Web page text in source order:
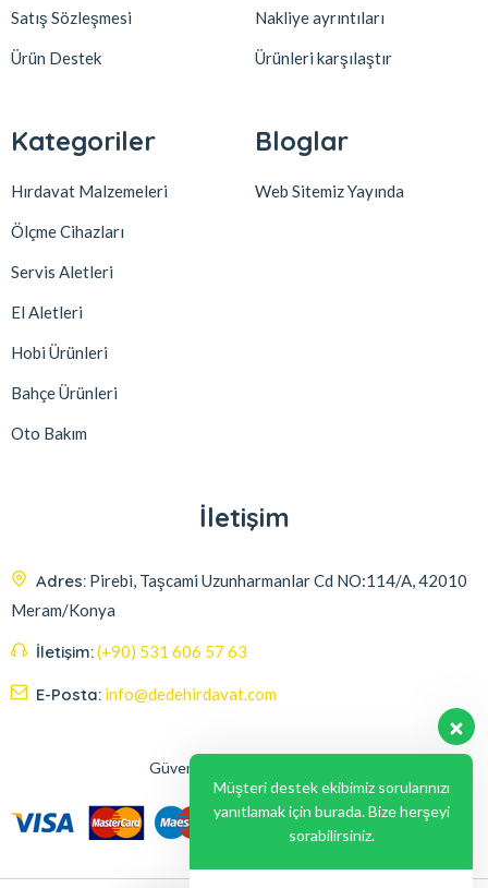
Satış Sözleşmesi
Ürün Destek
Nakliye ayrıntıları
Ürünleri karşılaştır
Kategoriler
Hırdavat Malzemeleri
Ölçme Cihazları
Servis Aletleri
El Aletleri
Hobi Ürünleri
Bahçe Ürünleri
Oto Bakım
Bloglar
Web Sitemiz Yayında
İletişim
Adres: Pirebi, Taşcami Uzunharmanlar Cd NO:114/A, 42010
Meram/Konya
İletişim:(+90) 531 606 57 63
E-Posta: info@dedehirdavat.com
Güvenli Ödeme Seçenekleri
Müşteri destek ekibimiz sorularınızı
yanıtlamak için burada. Bize herşeyi
sorabilirsiniz.